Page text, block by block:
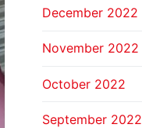
December 2022
November 2022
October 2022
September 2022